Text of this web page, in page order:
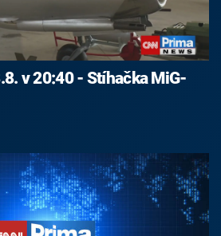
v 20:40 - Stíhačka MiG-